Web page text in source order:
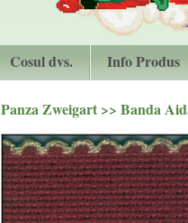
Cosul dvs. Info Produs
Panza Zweigart >> Banda